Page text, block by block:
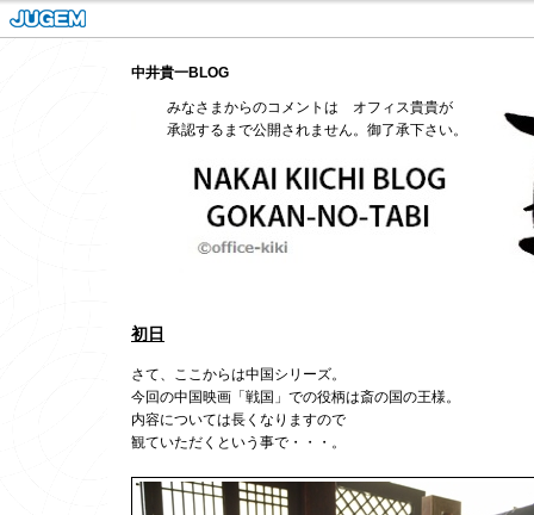
中井貴一BLOG
みなさまからのコメントは オフィス貴貴が
承認するまで公開されません。御了承下さい。
初日
さて、ここからは中国シリーズ。
今回の中国映画「戦国」での役柄は斎の国の王様。
内容については長くなりますので
観ていただくという事で・・・。